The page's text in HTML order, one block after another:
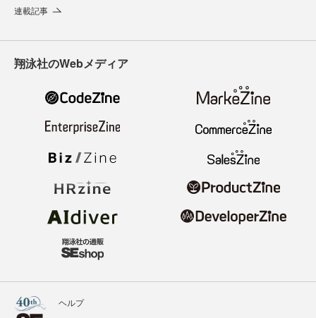
連載記事
翔泳社のWebメディア
ヘルプ